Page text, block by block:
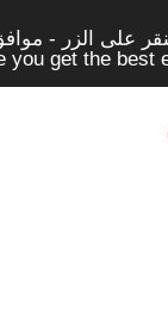
على الزر -
get the best